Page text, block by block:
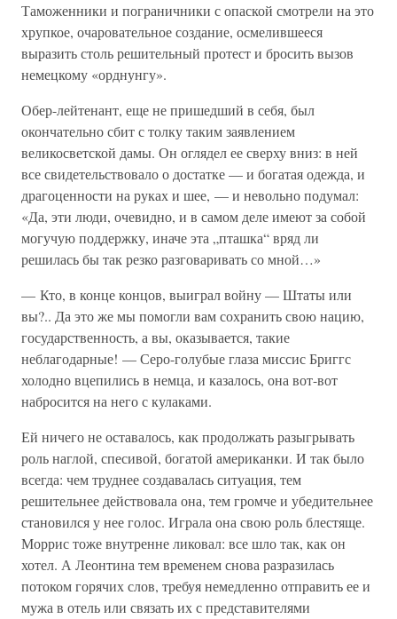
Таможенники и пограничники с опаской смотрели на это
хрупкое, очаровательное создание, осмелившееся
выразить столь решительный протест и бросить вызов
немецкому «орднунгу».
Обер-лейтенант, еще не пришедший в себя, был
окончательно сбит с толку таким заявлением
великосветской дамы. Он оглядел ее сверху вниз: в ней
все свидетельствовало о достатке — и богатая одежда, и
драгоценности на руках и шее, — и невольно подумал:
«Да, эти люди, очевидно, и в самом деле имеют за собой
могучую поддержку, иначе эта „пташка“ вряд ли
решилась бы так резко разговаривать со мной…»
— Кто, в конце концов, выиграл войну — Штаты или
вы?.. Да это же мы помогли вам сохранить свою нацию,
государственность, а вы, оказывается, такие
неблагодарные! — Серо-голубые глаза миссис Бриггс
холодно вцепились в немца, и казалось, она вот-вот
набросится на него с кулаками.
Ей ничего не оставалось, как продолжать разыгрывать
роль наглой, спесивой, богатой американки. И так было
всегда: чем труднее создавалась ситуация, тем
решительнее действовала она, тем громче и убедительнее
становился у нее голос. Играла она свою роль блестяще.
Моррис тоже внутренне ликовал: все шло так, как он
хотел. А Леонтина тем временем снова разразилась
потоком горячих слов, требуя немедленно отправить ее и
мужа в отель или связать их с представителями